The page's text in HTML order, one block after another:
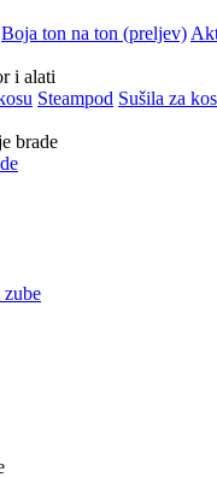
Boja ton na ton (preljev)
i alati
Steampod Sušila za
brade
zube